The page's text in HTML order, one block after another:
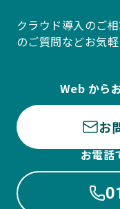
クラウド導入のご
のご質問などお気
Web から
お
お電話